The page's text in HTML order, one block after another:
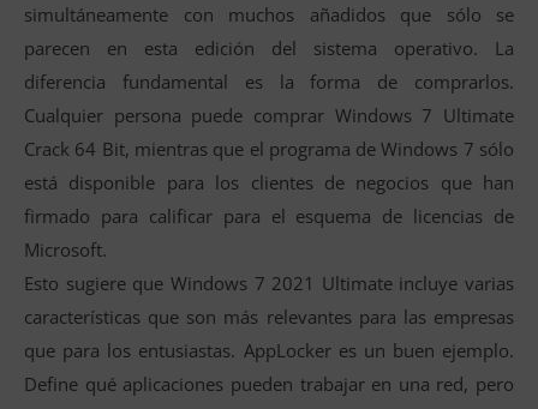
simultáneamente con muchos añadidos que sólo se
parecen en esta edición del sistema operativo. La
diferencia fundamental es la forma de comprarlos.
Cualquier persona puede comprar Windows 7 Ultimate
Crack 64 Bit, mientras que el programa de Windows 7 sólo
está disponible para los clientes de negocios que han
firmado para calificar para el esquema de licencias de
Microsoft.
Esto sugiere que Windows 7 2021 Ultimate incluye varias
características que son más relevantes para las empresas
que para los entusiastas. AppLocker es un buen ejemplo.
Define qué aplicaciones pueden trabajar en una red, pero